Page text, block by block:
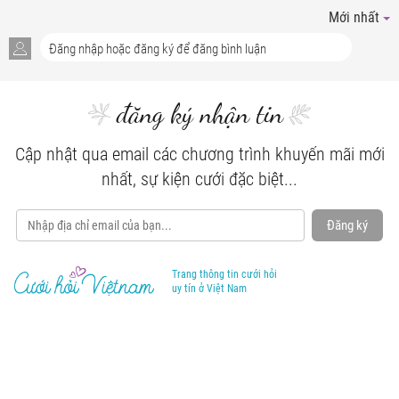
Mới nhất
đăng ký nhận tin
Cập nhật qua email các chương trình khuyến mãi mới
nhất, sự kiện cưới đặc biệt...
Đăng ký
Trang thông tin cưới hỏi
uy tín ở Việt Nam